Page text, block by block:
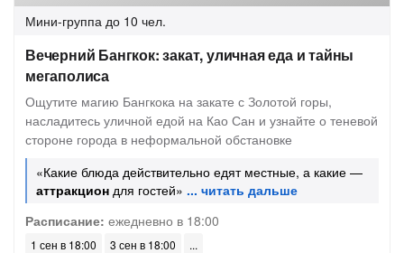
Мини-группа до 10 чел.
Вечерний Бангкок: закат, уличная еда и тайны
мегаполиса
Ощутите магию Бангкока на закате с Золотой горы,
насладитесь уличной едой на Као Сан и узнайте о теневой
стороне города в неформальной обстановке
«Какие блюда действительно едят местные, а какие —
аттракцион для гостей»
Расписание: ежедневно в 18:00
1 сен в 18:00 3 сен в 18:00